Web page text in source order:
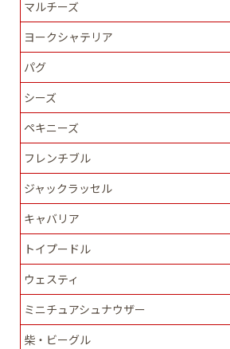
マルチーズ
ヨークシャテリア
パグ
シーズ
ペキニーズ
フレンチブル
ジャックラッセル
キャバリア
トイプードル
ウェスティ
ミニチュアシュナウザー
柴・ビーグル